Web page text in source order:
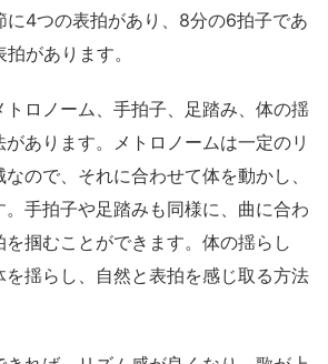
に4つの表拍があり、8分の6拍子であ
があります。
ロノーム、手拍子、足踏み、体の揺
あります。メトロノームは一定のリ
ので、それに合わせて体を動かし、
手拍子や足踏みも同様に、曲に合わ
掴むことができます。体の揺らし
を揺らし、自然と表拍を感じ取る方法